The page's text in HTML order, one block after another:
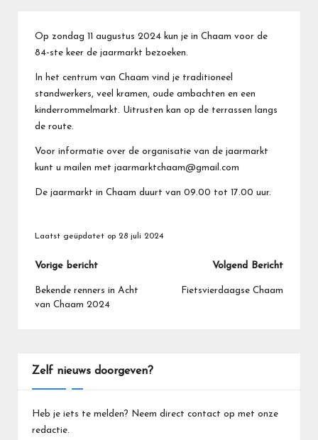
Op zondag 11 augustus 2024 kun je in Chaam voor de
84-ste keer de jaarmarkt bezoeken.
In het centrum van Chaam vind je traditioneel
standwerkers, veel kramen, oude ambachten en een
kinderrommelmarkt. Uitrusten kan op de terrassen langs
de route.
Voor informatie over de organisatie van de jaarmarkt
kunt u mailen met jaarmarktchaam@gmail.com
De jaarmarkt in Chaam duurt van 09.00 tot 17.00 uur.
Laatst geüpdatet op 28 juli 2024
Bericht
navigatie
Vorige bericht
Bekende renners in Acht
van Chaam 2024
Volgend Bericht
Fietsvierdaagse Chaam
Zelf nieuws doorgeven?
Heb je iets te melden? Neem direct contact op met onze
redactie.